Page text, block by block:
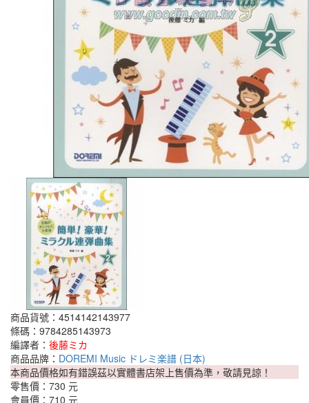
商品貨號：4514142143977
條碼：9784285143973
編譯者： 後藤ミカ
商品品牌： DOREMI Music ドレミ楽譜 (日本)
本商品價格如有錯誤茲以實體書店架上售價為準，敬請見諒！
零售價： 730 元
會員價： 710 元